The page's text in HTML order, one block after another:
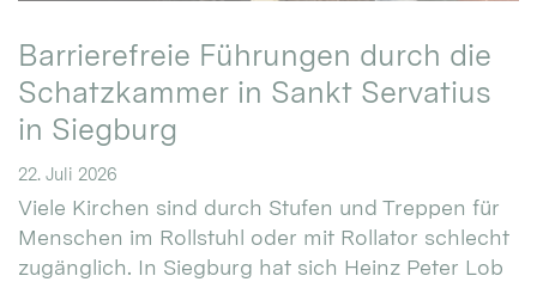
Barrierefreie Führungen durch die
Schatzkammer in Sankt Servatius
in Siegburg
22. Juli 2026
Viele Kirchen sind durch Stufen und Treppen für
Menschen im Rollstuhl oder mit Rollator schlecht
zugänglich. In Siegburg hat sich Heinz Peter Lob